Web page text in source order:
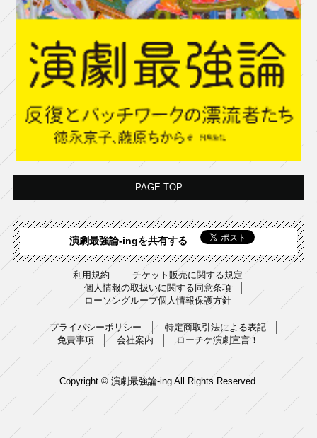
PAGE TOP
演劇最強論-ingを共有する
利用規約
チケット販売に関する規定
個人情報の取扱いに関する同意条項
ローソングループ個人情報保護方針
プライバシーポリシー
特定商取引法による表記
免責事項
会社案内 ローチケ演劇宣言！
Copyright © 演劇最強論-ing All Rights Reserved.